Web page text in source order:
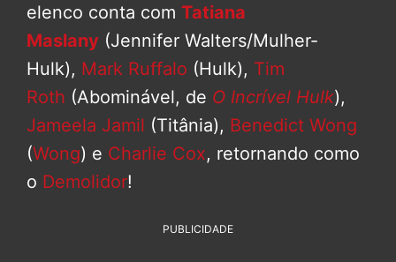
elenco conta com Tatiana
Maslany (Jennifer Walters/Mulher-
Hulk), Mark Ruffalo (Hulk), Tim
Roth (Abominável, de O Incrível Hulk),
Jameela Jamil (Titânia), Benedict Wong
(Wong) e Charlie Cox, retornando como
o Demolidor!
PUBLICIDADE